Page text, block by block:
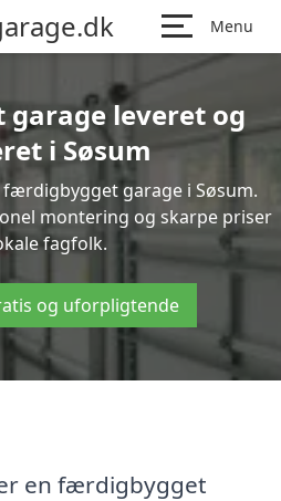
Menu
leveret og
i Søsum
garage i Søsum.
montering og skarpe priser
fagfolk.
og uforpligtende
en færdigbygget